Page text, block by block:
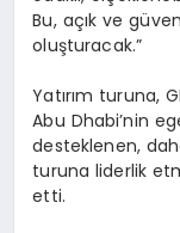
Bu, açık ve
oluşturacak.”
Yatırım turuna,
Abu Dhabi’nin
desteklenen,
turuna liderlik
etti.